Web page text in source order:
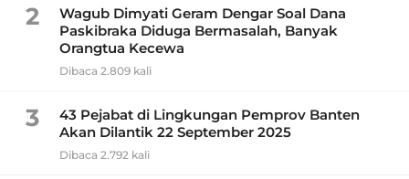
2
Wagub Dimyati Geram Dengar Soal Dana
Paskibraka Diduga Bermasalah, Banyak
Orangtua Kecewa
Dibaca 2.809 kali
3
43 Pejabat di Lingkungan Pemprov Banten
Akan Dilantik 22 September 2025
Dibaca 2.792 kali